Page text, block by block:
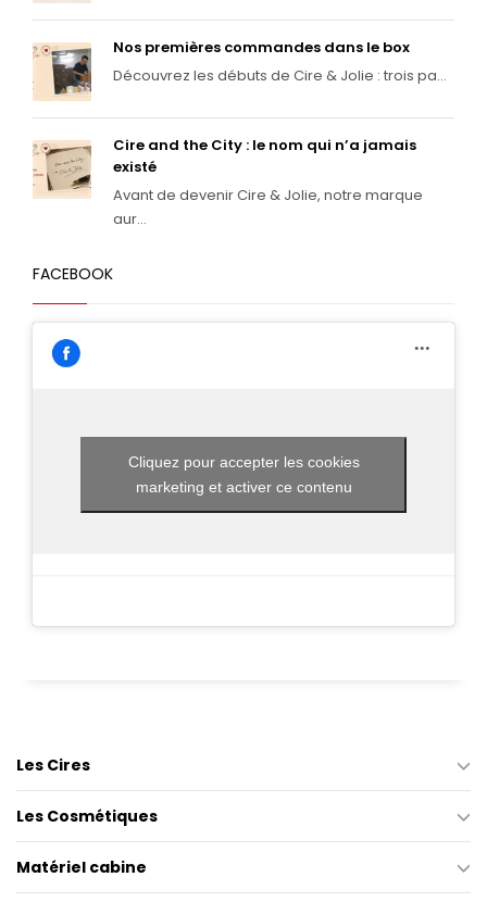
Nos premières commandes dans le box
Découvrez les débuts de Cire & Jolie : trois pa...
Cire and the City : le nom qui n’a jamais
existé
Avant de devenir Cire & Jolie, notre marque
aur...
FACEBOOK
Cliquez pour accepter les cookies
marketing et activer ce contenu
Les Cires
Les Cosmétiques
Matériel cabine